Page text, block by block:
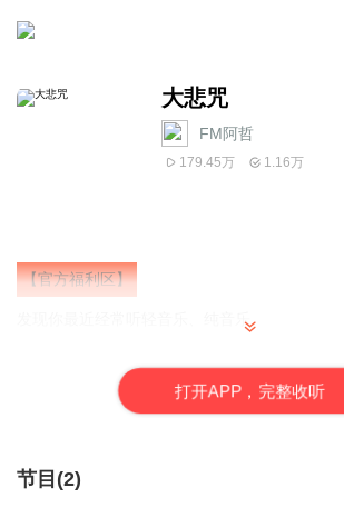
大悲咒
FM阿哲
179.45万 1.16万
【官方福利区】
发现你最近经常听轻音乐、纯音乐
猜你喜欢喜马精选专辑《心理疗愈钢琴曲100首
一听就平静了，一听就困了
缓解焦虑，帮助数百万听友入眠
打开APP，完整收听
节目(2)